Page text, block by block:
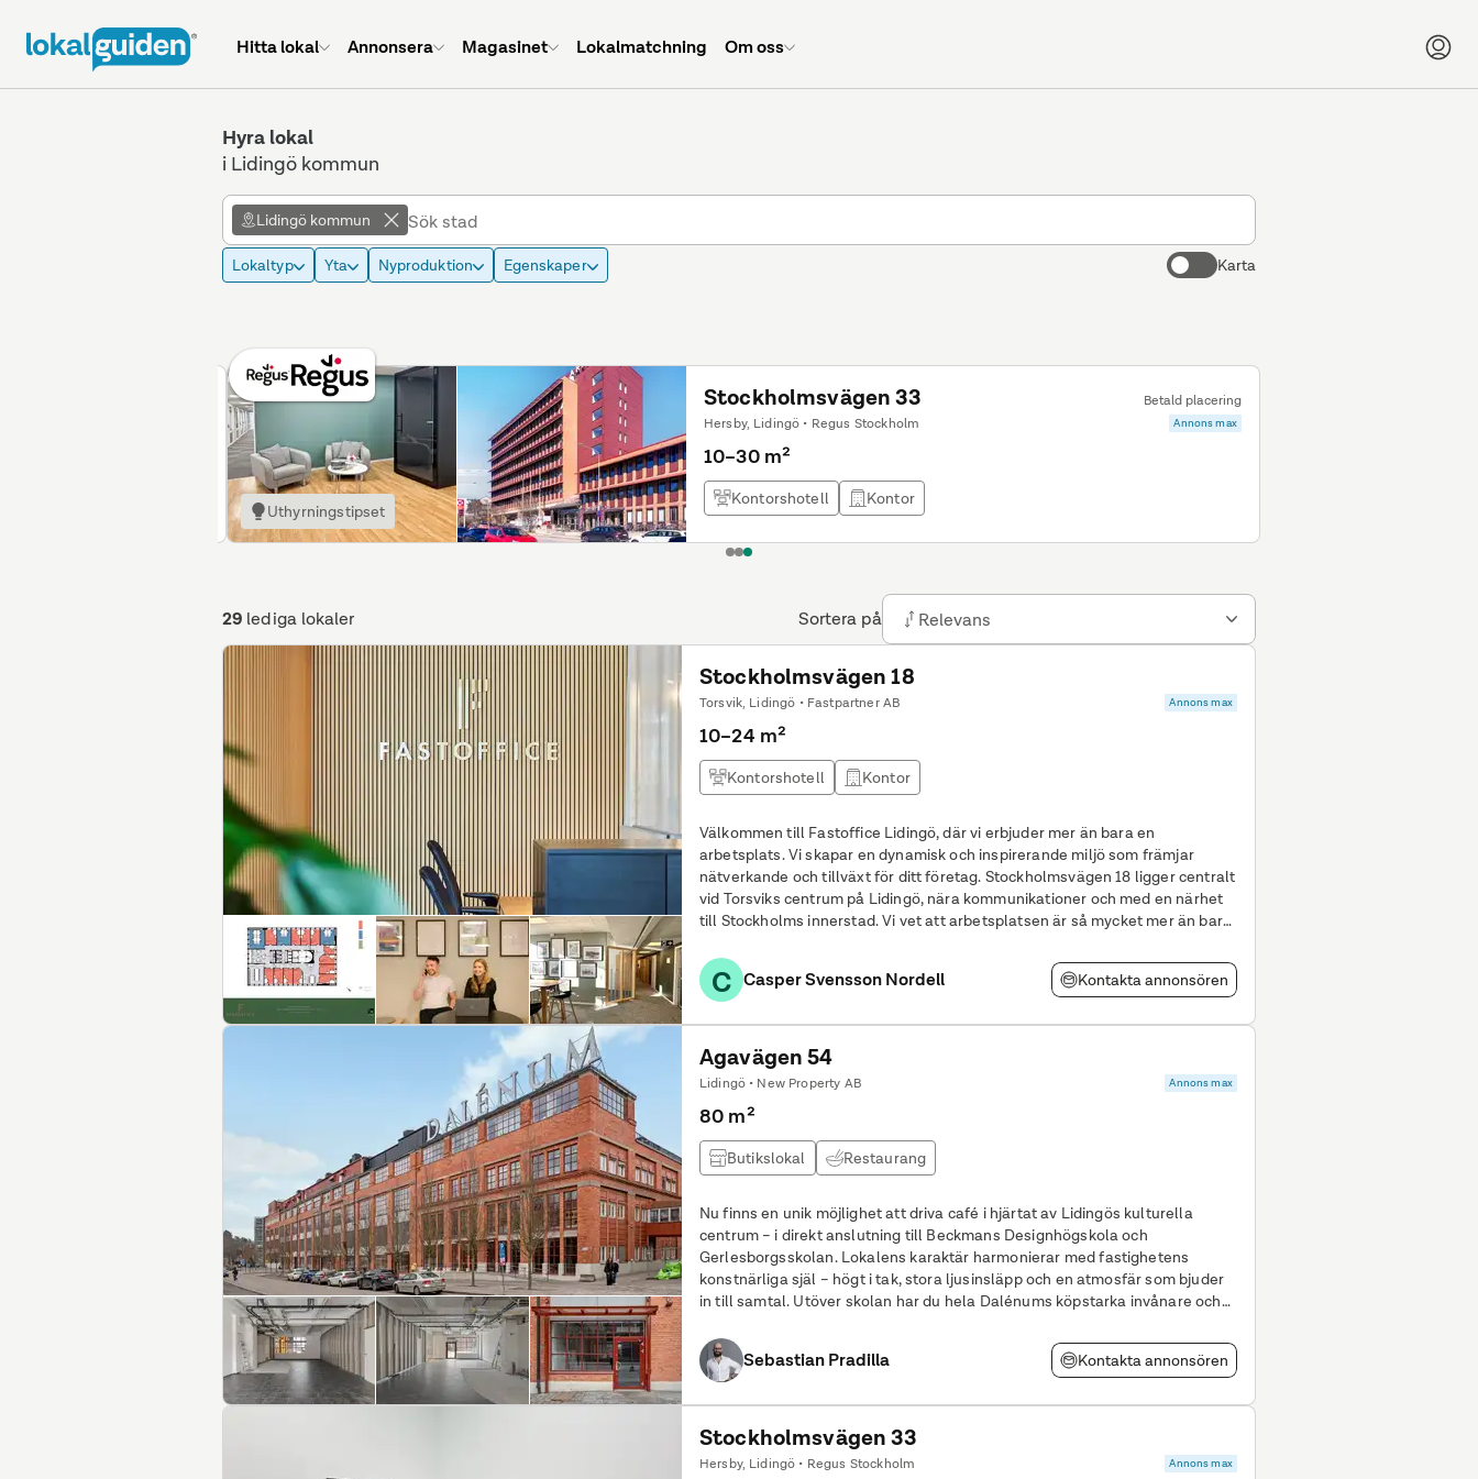
Hitta lokal Annonsera Magasinet Lokalmatchning Om oss
Hyra lokal
i Lidingö kommun
Lidingö kommun
Lokaltyp Yta Nyproduktion Egenskaper Karta
29 lediga lokaler Sortera på Relevans
Uthyrningstipset
Stockholmsvägen 33
Betald placering
Hersby, Lidingö • Regus Stockholm
Annons max
10–30 m²
Kontorshotell Kontor
123
Stockholmsvägen 18
Torsvik, Lidingö • Fastpartner AB Annons max
10–24 m²
Kontorshotell Kontor
Välkommen till Fastoffice Lidingö, där vi erbjuder mer än bara en
arbetsplats. Vi skapar en dynamisk och inspirerande miljö som främjar
nätverkande och tillväxt för ditt företag. Stockholmsvägen 18 ligger centralt
vid Torsviks centrum på Lidingö, nära kommunikationer och med en närhet
till Stockholms innerstad. Vi vet att arbetsplatsen är så mycket mer än bara
C Casper Svensson Nordell Kontakta annonsören
Agavägen 54
Lidingö • New Property AB Annons max
80 m²
Butikslokal Restaurang
Nu finns en unik möjlighet att driva café i hjärtat av Lidingös kulturella
centrum – i direkt anslutning till Beckmans Designhögskola och
Gerlesborgsskolan. Lokalens karaktär harmonierar med fastighetens
konstnärliga själ – högt i tak, stora ljusinsläpp och en atmosfär som bjuder
in till samtal. Utöver skolan har du hela Dalénums köpstarka invånare och
Sebastian Pradilla Kontakta annonsören
Stockholmsvägen 33
Hersby, Lidingö • Regus Stockholm Annons max